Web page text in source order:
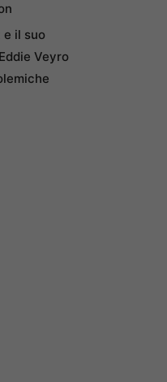
il suo
Veyro